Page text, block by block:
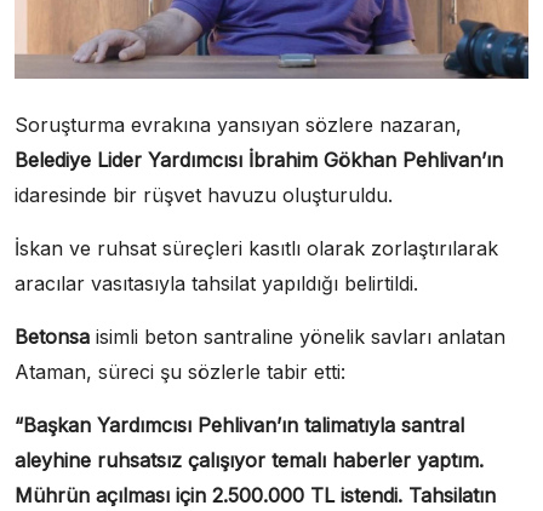
Soruşturma evrakına yansıyan sözlere nazaran,
Belediye Lider Yardımcısı İbrahim Gökhan Pehlivan’ın
idaresinde bir rüşvet havuzu oluşturuldu.
İskan ve ruhsat süreçleri kasıtlı olarak zorlaştırılarak
aracılar vasıtasıyla tahsilat yapıldığı belirtildi.
Betonsa isimli beton santraline yönelik savları anlatan
Ataman, süreci şu sözlerle tabir etti:
“Başkan Yardımcısı Pehlivan’ın talimatıyla santral
aleyhine ruhsatsız çalışıyor temalı haberler yaptım.
Mührün açılması için 2.500.000 TL istendi. Tahsilatın